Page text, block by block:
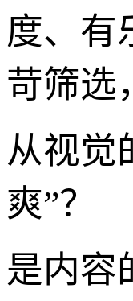
度、有
苛筛选
从视觉
爽”？
是内容